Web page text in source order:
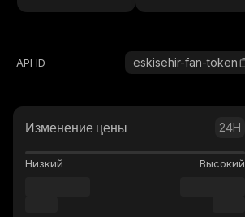
API ID eskisehir-fan-token
Изменение цены 24H
Низкий Высокий